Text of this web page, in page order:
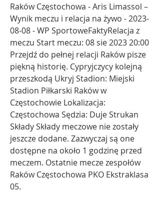
Raków Częstochowa - Aris Limassol –
Wynik meczu i relacja na żywo - 2023-
08-08 - WP SportoweFaktyRelacja z
meczu Start meczu: 08 sie 2023 20:00
Przejdź do pełnej relacji Raków pisze
piękną historię. Cypryjczycy kolejną
przeszkodą Ukryj Stadion: Miejski
Stadion Piłkarski Raków w
Częstochowie Lokalizacja:
Częstochowa Sędzia: Duje Strukan
Składy Składy meczowe nie zostały
jeszcze dodane. Zazwyczaj są one
dostępne na około 1 godzinę przed
meczem. Ostatnie mecze zespołów
Raków Częstochowa PKO Ekstraklasa
05.